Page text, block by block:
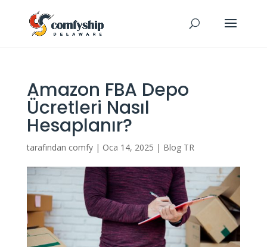
Amazon FBA Depo
Ücretleri Nasıl
Hesaplanır?
tarafından comfy| Oca 14, 2025 | Blog TR